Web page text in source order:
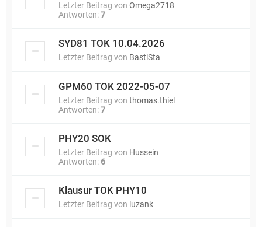
Letzter Beitrag von Omega2718
Antworten:7
SYD81 TOK 10.04.2026
Letzter Beitrag von BastiSta
GPM60 TOK 2022-05-07
Letzter Beitrag von thomas.thiel
Antworten:7
PHY20 SOK
Letzter Beitrag von Hussein
Antworten: 6
Klausur TOK PHY10
Letzter Beitrag von luzank